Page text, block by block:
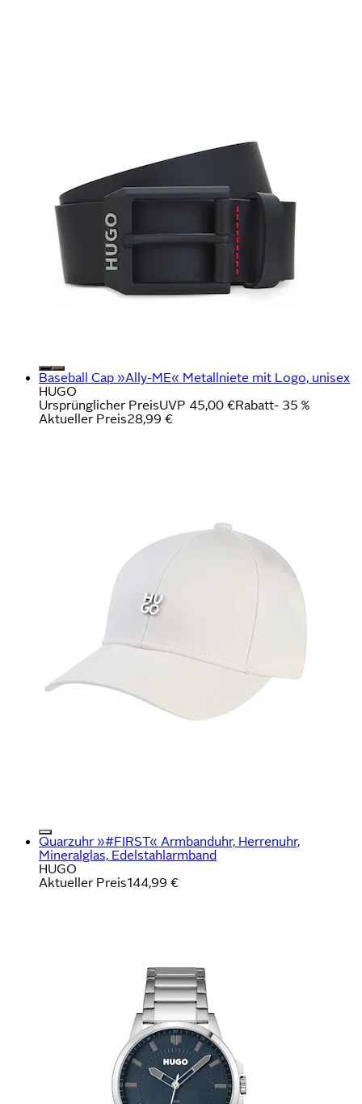
Baseball Cap »Ally-ME« Metallniete mit Logo, unisex
HUGO
Ursprünglicher PreisUVP 45,00 €Rabatt- 35 %
Aktueller Preis28,99 €
Quarzuhr »#FIRST« Armbanduhr, Herrenuhr,
Mineralglas, Edelstahlarmband
HUGO
Aktueller Preis144,99 €